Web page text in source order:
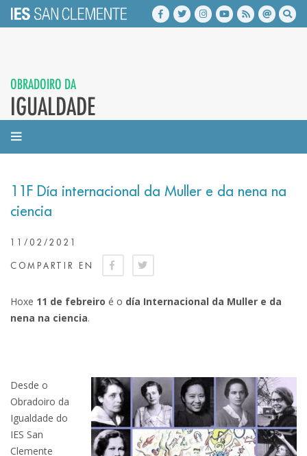
OBRADOIRO DA
IGUALDADE
11F Día internacional da Muller e da nena na
ciencia
11/02/2021
COMPARTIR EN
Hoxe 11 de febreiro é o día Internacional da Muller e da
nena na ciencia.
Desde o
Obradoiro da
Igualdade do
IES San
Clemente